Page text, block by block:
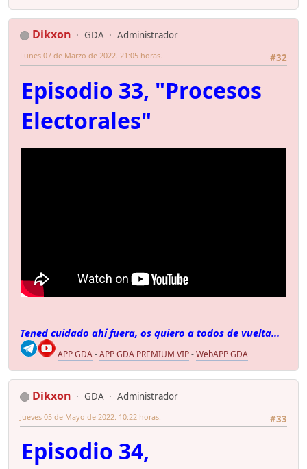
Dikxon GDA
Administrador
#32
Lunes 07 de Marzo de 2022. 21:05 horas.
Episodio 33, "Procesos
Electorales"
Tened cuidado ahí fuera, os quiero a todos de vuelta...
APP GDA-APP GDA PREMIUM VIP-WebAPP GDA
Dikxon GDA
Administrador
#33
Jueves 05 de Mayo de 2022. 10:22 horas.
Episodio 34,